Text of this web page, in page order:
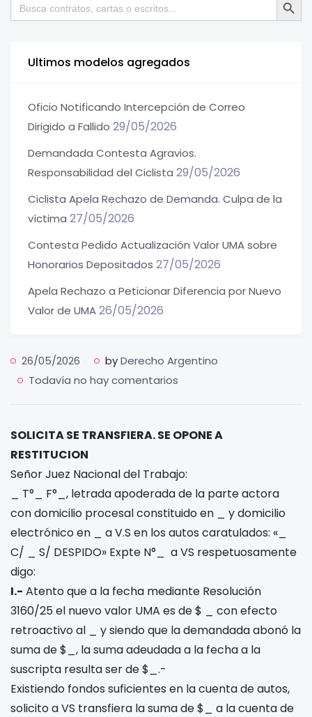
26/05/2026 byDerecho Argentino
Todavía no hay comentarios
SOLICITA SE TRANSFIERA. SE OPONE A
RESTITUCION
Señor Juez Nacional del Trabajo:
_ T°_ F°_, letrada apoderada de la parte actora
con domicilio procesal constituido en _ y domicilio
electrónico en _ a V.S en los autos caratulados: «_
C/ _ S/ DESPIDO» Expte N°_ a VS respetuosamente
digo:
I.- Atento que a la fecha mediante Resolución
3160/25 el nuevo valor UMA es de $ _ con efecto
retroactivo al _ y siendo que la demandada abonó la
suma de $_, la suma adeudada a la fecha a la
suscripta resulta ser de $_.-
Existiendo fondos suficientes en la cuenta de autos,
solicito a VS transfiera la suma de $_ a la cuenta de
Ultimos modelos agregados
Oficio Notificando Intercepción de Correo
Dirigido a Fallido 29/05/2026
Demandada Contesta Agravios.
Responsabilidad del Ciclista 29/05/2026
Ciclista Apela Rechazo de Demanda. Culpa de la
víctima 27/05/2026
Contesta Pedido Actualización Valor UMA sobre
Honorarios Depositados 27/05/2026
Apela Rechazo a Peticionar Diferencia por Nuevo
Valor de UMA26/05/2026